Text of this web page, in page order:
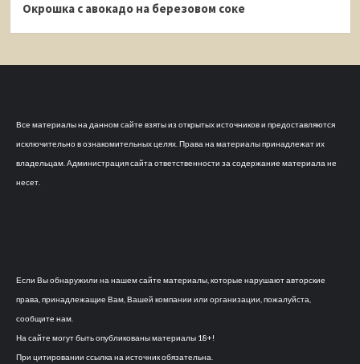
Окрошка с авокадо на березовом соке
Все материалы на данном сайте взяты из открытых источников и предоставляются
исключительно в ознакомительных целях. Права на материалы принадлежат их
владельцам. Администрация сайта ответственности за содержание материала не
несет.
Если Вы обнаружили на нашем сайте материалы, которые нарушают авторские
права, принадлежащие Вам, Вашей компании или организации, пожалуйста,
сообщите нам.
На сайте могут быть опубликованы материалы 18+!
При цитировании ссылка на источник обязательна.